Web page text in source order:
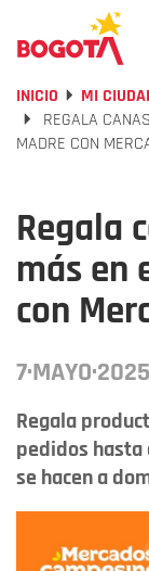
INICIO MI
REGALA
MADRE CON
Regala
más en
con
7·MAYO·2025
Regala
pedidos hasta
se hacen a